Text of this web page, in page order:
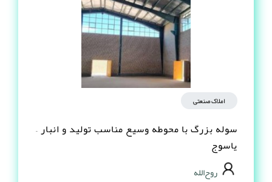
املاک صنعتی
سوله بزرگ با محوطه وسیع مناسب تولید و انبار –
یاسوج
روح‌الله